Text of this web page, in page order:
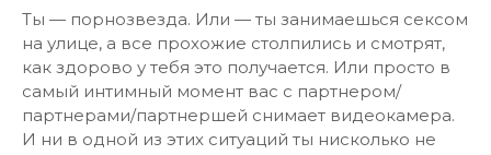
Ты — порнозвезда. Или — ты занимаешься сексом
на улице, а все прохожие столпились и смотрят,
как здорово у тебя это получается. Или просто в
самый интимный момент вас с партнером/
партнерами/партнершей снимает видеокамера.
И ни в одной из этих ситуаций ты нисколько не